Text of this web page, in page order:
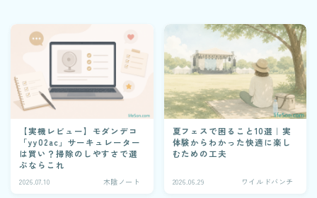
【実機レビュー】モダンデコ
「yy02ac」サーキュレーター
は買い？掃除のしやすさで選
ぶならこれ
2026.07.10 木陰ノート
夏フェスで困ること10選｜実
体験からわかった快適に楽し
むための工夫
2026.06.29 ワイルドバンチ